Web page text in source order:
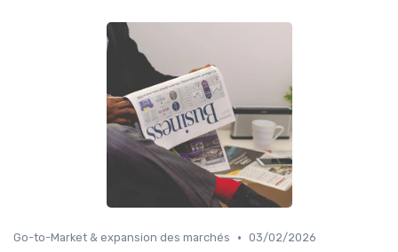
Go-to-Market & expansion des marchés • 03/02/2026